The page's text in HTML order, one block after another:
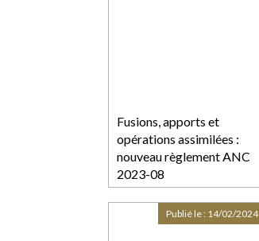
Fusions, apports et
opérations assimilées :
nouveau règlement ANC
2023-08
Publié le : 14/02/2024